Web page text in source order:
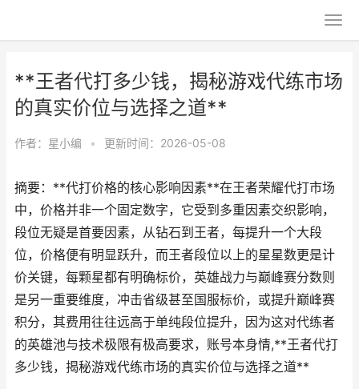
**王者代打多少钱，揭秘游戏代练市场
的真实价位与选择之道**
作者： 星小编 • 更新时间：2026-05-08
摘要：**代打价格的核心影响因素**在王者荣耀代打市场
中，价格并非一个固定数字，它受到多重因素交织影响，
段位无疑是首要因素，从钻石到王者，每提升一个大段
位，价格便有明显跃升，而王者段位以上的星星数更是计
价关键，每颗星都有明确标价，英雄战力与巅峰赛分数则
是另一重要维度，冲击省级甚至国服标价，或提升巅峰赛
积分，其费用往往远高于单纯段位提升，因为这对代练者
的英雄池与技术极限有极高要求，账号本身情,**王者代打
多少钱，揭秘游戏代练市场的真实价位与选择之道**